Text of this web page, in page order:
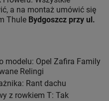
a na montaż umówić się
Thule Bydgoszcz przy ul.
modelu: Opel Zafira Family
Relingi
Rant dachu
z rowkiem T: Tak